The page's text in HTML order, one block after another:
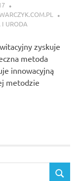
I URODA
zyskuje
metoda
innowacyjną
metodzie